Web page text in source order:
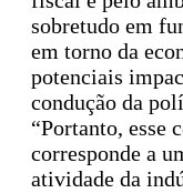
sobretudo em
em torno da
potenciais
condução da
“Portanto, esse
corresponde a
atividade da